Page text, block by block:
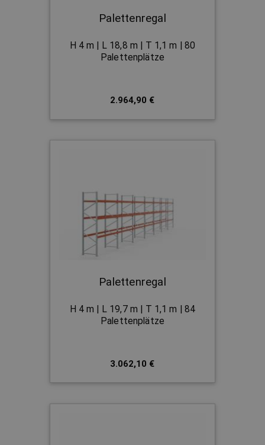
Palettenregal
H 4 m | L 18,8 m | T 1,1 m | 80
Palettenplätze
2.964,90 €
Palettenregal
H 4 m | L 19,7 m | T 1,1 m | 84
Palettenplätze
3.062,10 €